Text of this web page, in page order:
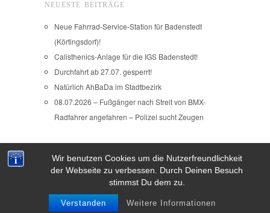
Wir benutzen Cookies um die Nutzerfreundlichkeit
der Webseite zu verbessen. Durch Deinen Besuch
stimmst Du dem zu.
Verstanden Weitere Informationen
NEUESTE BEITRÄGE
Neue Fahrrad-Service-Station für Badenstedt
(Körtingsdorf)!
Calisthenics-Anlage für die IGS Badenstedt!
Durchfahrt ab 27.07. gesperrt!
Natürlich AhBaDa im Stadtbezirk
08.07.2026 – Fußgänger nach Streit von BMX-
Radfahrer angefahren – Polizei sucht Zeugen
Copyright © 2026